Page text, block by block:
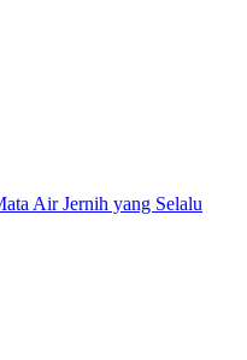
Air Jernih yang Selalu